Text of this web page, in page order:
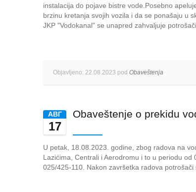
instalacija do pojave bistre vode.Posebno
brzinu kretanja svojih vozila i da se ponašaju u
JKP "Vodokanal" se unapred zahvaljuje
Objavljeno: 22.08.2023 pod Obaveštenja
AВГ
17
Obaveštenje o prekidu
U petak, 18.08.2023. godine, zbog radova na
Lazićima, Centrali i Aerodromu i to u periodu
025/425-110. Nakon završetka radova